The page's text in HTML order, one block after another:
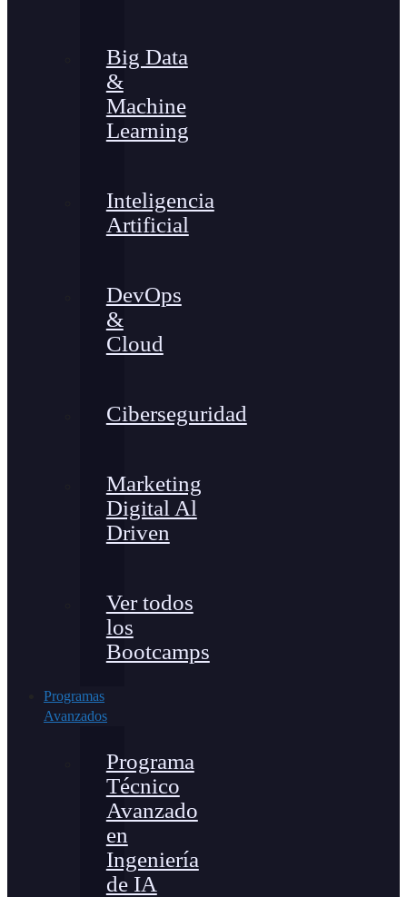
Big Data
&
Machine
Learning
Inteligencia
Artificial
DevOps
&
Cloud
Ciberseguridad
Marketing
Digital Al
Driven
Ver todos
los
Bootcamps
Programas
Avanzados
Programa
Técnico
Avanzado
en
Ingeniería
de IA